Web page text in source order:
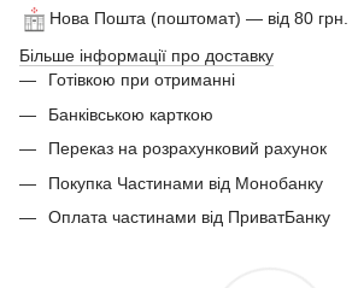
Нова Пошта (поштомат) — від 80 грн.
Більше інформації про доставку
Готівкою при отриманні
Банківською карткою
Переказ на розрахунковий рахунок
Покупка Частинами від Монобанку
Оплата частинами від ПриватБанку